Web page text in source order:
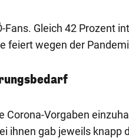
Fans. Gleich 42 Prozent
feiert wegen der
Corona-Vorgaben
ihnen gab jeweils